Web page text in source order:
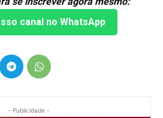
canal no WhatsApp
- Publicidade -